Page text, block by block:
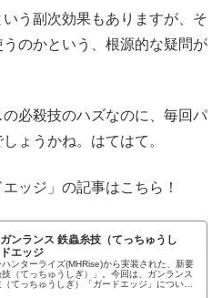
いう副次効果もありますが、そ
のかという、根源的な疑問が
必殺技のハズなのに、毎回パ
ょうかね。はてはて。
ッジ」の記事はこちら！
ンランス 鉄蟲糸技（てっちゅうし
エッジ
ンターライズ(MHRise)から実装された、新要
（てっちゅうしぎ）」。今回は、ガンランス
てっちゅうしぎ）「ガードエッジ」につい